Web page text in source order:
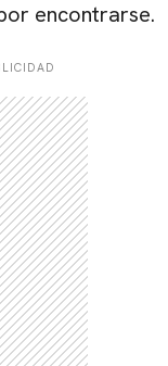
encontrarse.